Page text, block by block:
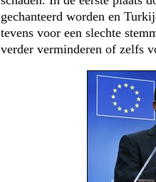
gechanteerd worden en
tevens voor een slechte
verder verminderen of zelfs